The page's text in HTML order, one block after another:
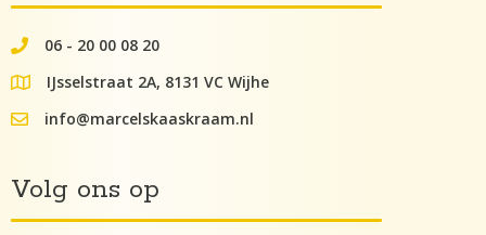
062000082
06 - 20 00 08 20
google maps lokatie
IJsselstraat 2A, 8131 VC Wijhe
info@kaaskraam.nl
info@marcelskaaskraam.nl
Volg ons op